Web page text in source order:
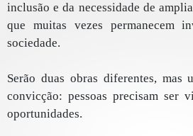
inclusão e da necessidade de
que muitas vezes permanecem
sociedade.
Serão duas obras diferentes, mas
convicção: pessoas precisam ser
oportunidades.